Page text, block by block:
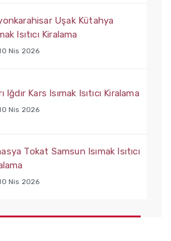
Uşak Kütahya
Isıtıcı Kiralama
Nis 2026
Iğdır Kars Isımak Isıtıcı Kiralama
Nis 2026
Tokat Samsun Isımak Isıtıcı
Nis 2026